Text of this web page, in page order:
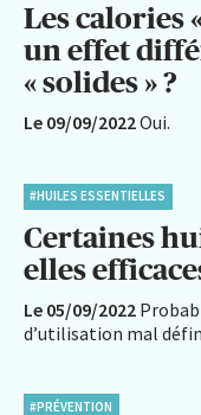
Les calories
un effet
« solides » ?
Le 09/09/2022Oui.
#HUILES ESSENTIELLES
Certaines
elles
Le 05/09/2022
d’utilisation mal
#PRÉVENTION